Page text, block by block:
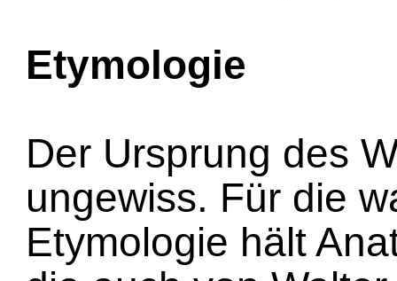
Etymologie
Der Ursprung des
ungewiss. Für die
Etymologie hält